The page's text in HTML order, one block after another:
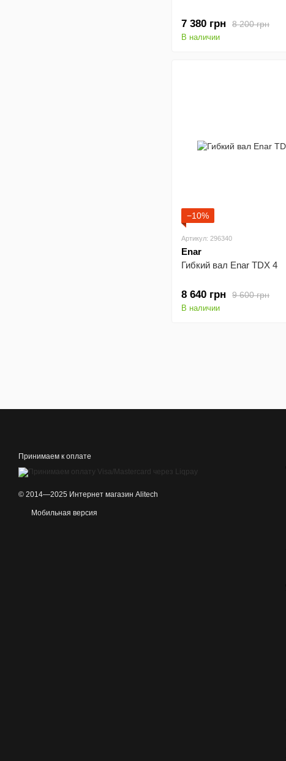
8 200 грн
7 380 грн
В наличии
−10%
Артикул: 296340
Enar
Гибкий вал Enar TDX 4
9 600 грн
8 640 грн
В наличии
Принимаем к оплате
© 2014—2025 Интернет магазин Alitech
Мобильная версия